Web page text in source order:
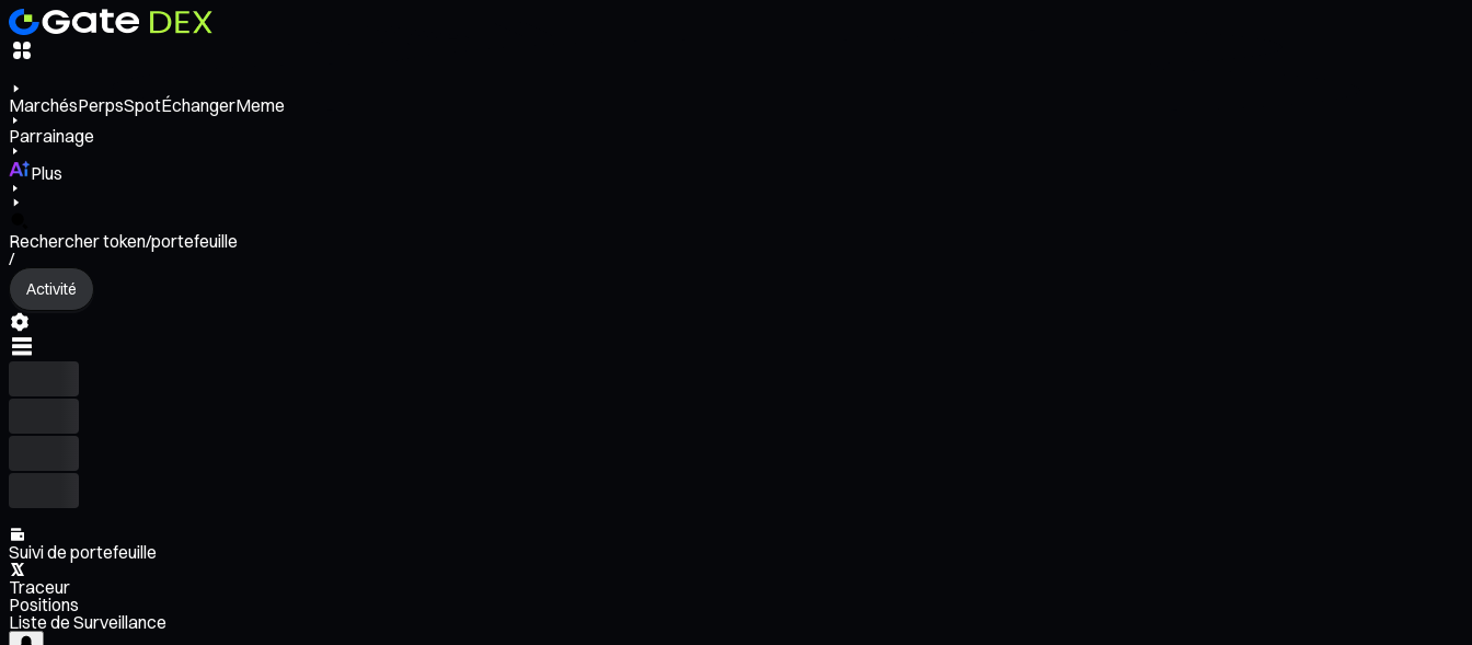
MarchésPerpsSpotÉchangerMeme
Parrainage
Plus
Rechercher token/portefeuille
/
Activité
Suivi de portefeuille
Traceur
Positions
Liste de Surveillance